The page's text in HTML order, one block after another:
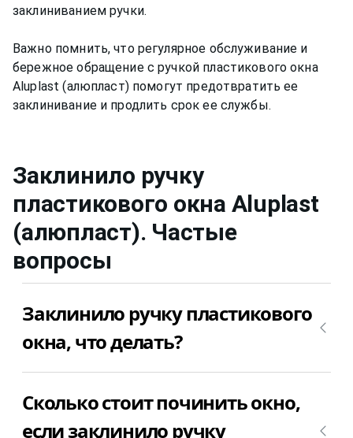
заклиниванием ручки.
Важно помнить, что регулярное обслуживание и
бережное обращение с ручкой пластикового окна
Aluplast (алюпласт) помогут предотвратить ее
заклинивание и продлить срок ее службы.
Заклинило ручку
пластикового окна Aluplast
(алюпласт). Частые
вопросы
Заклинило ручку пластикового
окна, что делать?
Самое лучшее, что можно сделать – это вызвать
Сколько стоит починить окно,
если заклинило ручку